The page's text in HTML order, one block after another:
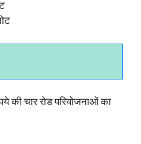
चार रोड परियोजनाओं का